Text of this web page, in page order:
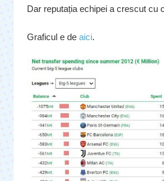
Dar reputația echipei a crescut cu
Graficul e de aici.